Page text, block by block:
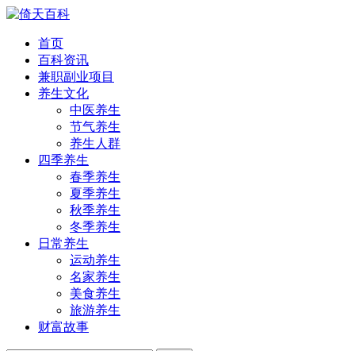
首页
百科资讯
兼职副业项目
养生文化
中医养生
节气养生
养生人群
四季养生
春季养生
夏季养生
秋季养生
冬季养生
日常养生
运动养生
名家养生
美食养生
旅游养生
财富故事